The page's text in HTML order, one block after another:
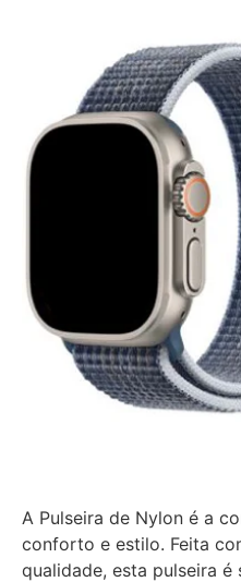
A Pulseira de Nylon é a
conforto e estilo. Feita
qualidade, esta pulseira